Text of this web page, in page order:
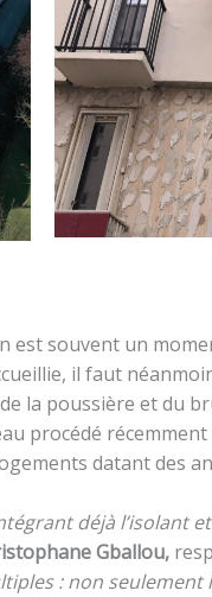
est souvent un
il faut
la poussière et du
procédé
datant des
déjà l’isolant
Gballou,
: non